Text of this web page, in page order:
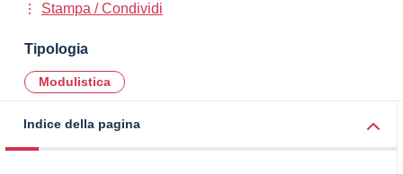
Stampa / Condividi
Tipologia
Modulistica
Indice della pagina